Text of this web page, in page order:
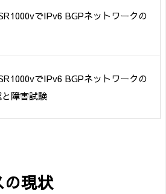
でIPv6 BGPネットワークの
でIPv6 BGPネットワークの
障害試験
現状